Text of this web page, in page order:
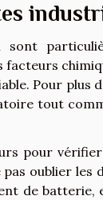
Pour plus
tout
pour
oublier les
de